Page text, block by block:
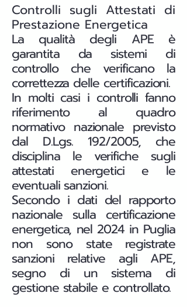
Controlli sugli Attestati di
Prestazione Energetica
La qualità degli APE è
garantita da sistemi di
controllo che verificano la
correttezza delle certificazioni.
In molti casi i controlli fanno
riferimento al quadro
normativo nazionale previsto
dal D.Lgs. 192/2005, che
disciplina le verifiche sugli
attestati energetici e le
eventuali sanzioni.
Secondo i dati del rapporto
nazionale sulla certificazione
energetica, nel 2024 in Puglia
non sono state registrate
sanzioni relative agli APE,
segno di un sistema di
gestione stabile e controllato.